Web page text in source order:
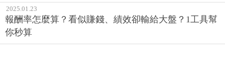
2025.01.23
報酬率怎麼算？看似賺錢、績效卻輸給大盤？1工具幫
你秒算